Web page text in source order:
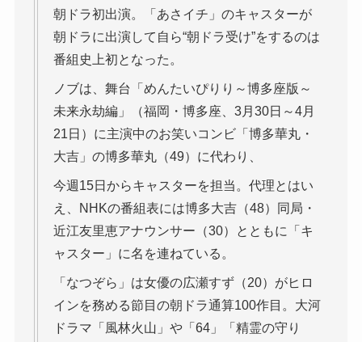
朝ドラ初出演。「あさイチ」のキャスターが
朝ドラに出演して自ら“朝ドラ受け”をするのは
番組史上初となった。
ノブは、舞台「めんたいぴりり～博多座版～
未来永劫編」（福岡・博多座、3月30日～4月
21日）に主演中のお笑いコンビ「博多華丸・
大吉」の博多華丸（49）に代わり、
今週15日からキャスターを担当。代理とはい
え、NHKの番組表には博多大吉（48）同局・
近江友里恵アナウンサー（30）とともに「キ
ャスター」に名を連ねている。
「なつぞら」は女優の広瀬すず（20）がヒロ
インを務める節目の朝ドラ通算100作目。大河
ドラマ「風林火山」や「64」「精霊の守り